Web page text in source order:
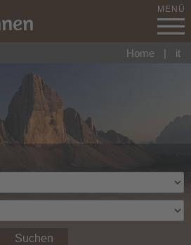
MENÜ
Suchen
Home | it